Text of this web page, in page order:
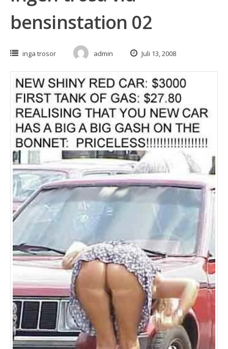
bensinstation 02
inga trosor admin Juli 13, 2008